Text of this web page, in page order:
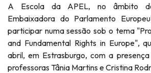
A Escola da APEL, no âmbito
Embaixadora do Parlamento
participar numa sessão sob o tema
and Fundamental Rights in Europe",
abril, em Estrasburgo, com a
professoras Tânia Martins e Cristina